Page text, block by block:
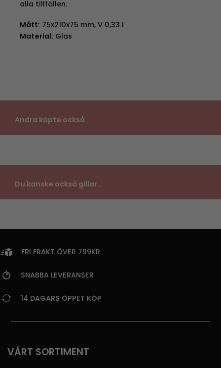
alla tillfällen.
Mått: 75x210x75 mm, V 0,33 l
Material: Glas
Andra köpte också
Du kanske också gillar..
FRI FRAKT ÖVER 799KR
SNABBA LEVERANSER
14 DAGARS ÖPPET KÖP
VÅRT SORTIMENT